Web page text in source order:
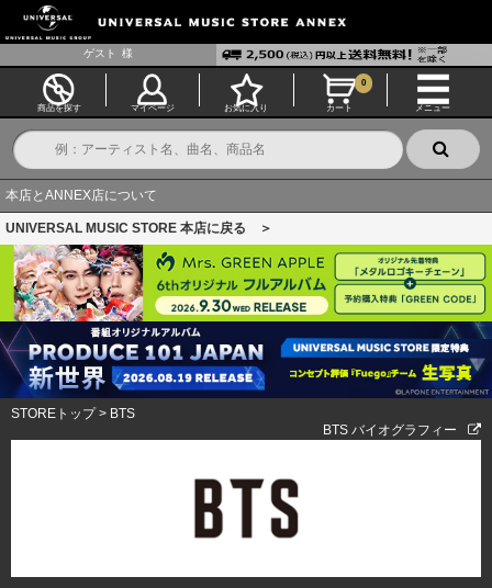
ゲスト 様
商品を探す マイページ お気に入り カート
0
メニュー
本店とANNEX店について
UNIVERSAL MUSIC STORE 本店に戻る ＞
STOREトップ> BTS
BTS バイオグラフィー